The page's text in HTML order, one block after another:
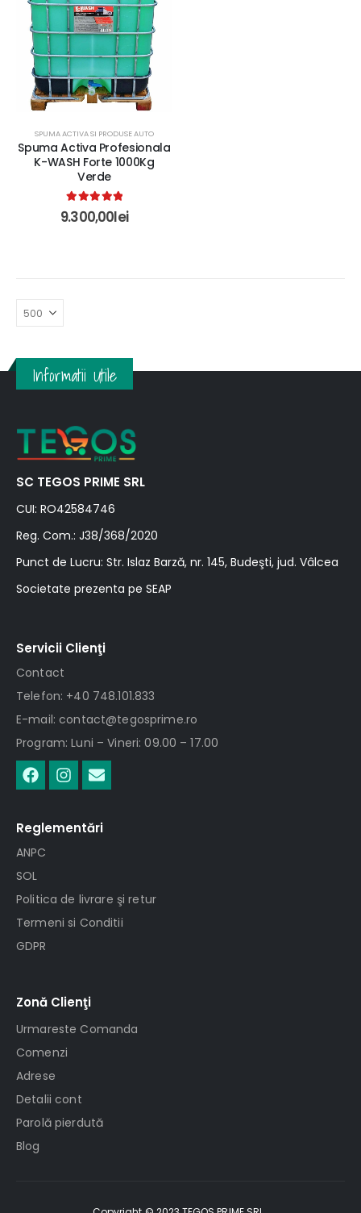
SPUMA ACTIVA SI PRODUSE AUTO
Spuma Activa Profesionala
K-WASH Forte 1000Kg
Verde
5.00out of 5
9.300,00lei
Informatii Utile
SC TEGOS PRIME SRL
CUI: RO42584746
Reg. Com.: J38/368/2020
Punct de Lucru: Str. Islaz Barză, nr. 145, Budeşti, jud. Vâlcea
Societate prezenta pe SEAP
Servicii Clienţi
Contact
Telefon: +40 748.101.833
E-mail: contact@tegosprime.ro
Program: Luni – Vineri: 09.00 – 17.00
Reglementări
ANPC
SOL
Politica de livrare şi retur
Termeni si Conditii
GDPR
Zonă Clienţi
Urmareste Comanda
Comenzi
Adrese
Detalii cont
Parolă pierdută
Blog